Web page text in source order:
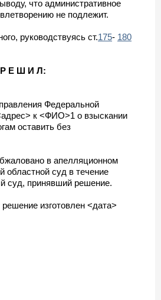
что административное
не подлежит.
руководствуясь ст.175- 180
Р Е Ш И Л:
Федеральной
к <ФИО>1 о взыскании
оставить без
в апелляционном
областной суд в течение
суд, принявший решение.
изготовлен <дата>